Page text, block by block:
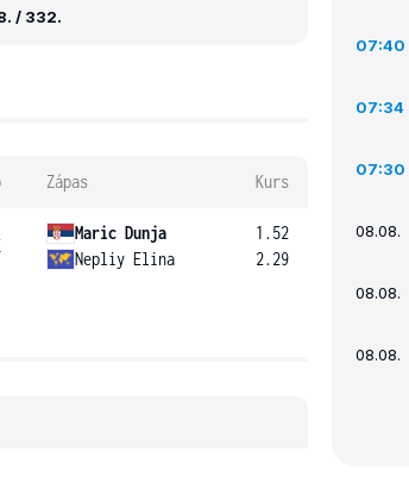
/ 332.
Zápas Kurs
Maric Dunja
Nepliy Elina
1.52
2.29
07:40
07:34
07:30
08.08.
08.08.
08.08.